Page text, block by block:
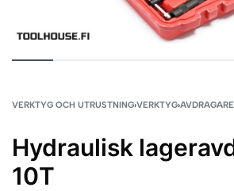
VERKTYG OCH UTRUSTNING›VERKTYG›AVDRAGARE
Hydraulisk
10T